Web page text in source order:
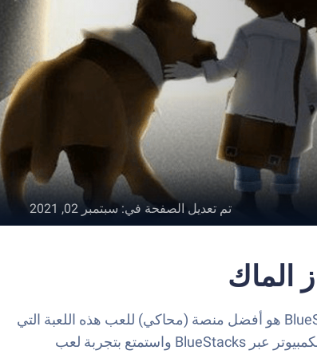
تم تعديل الصفحة في: سبتمبر 02, 2021
لعبة DeLight: The Journey Home هي لعبة مغامرات طورتها WEXPLORE GAMES CO., LIMTED. ويعتبر مشغل التطبيقات BlueStacks هو أفضل منصة (محاكي) للعب هذه اللعبة التي
تعمل بنظام الأندرويد على جهاز الكمبيوتر أو جهاز ماك للحصول على تجربة ألعاب غامرة. حمل DeLight: The Journey Home على الكمبيوتر عبر BlueStacks واستمتع بتجربة لعب